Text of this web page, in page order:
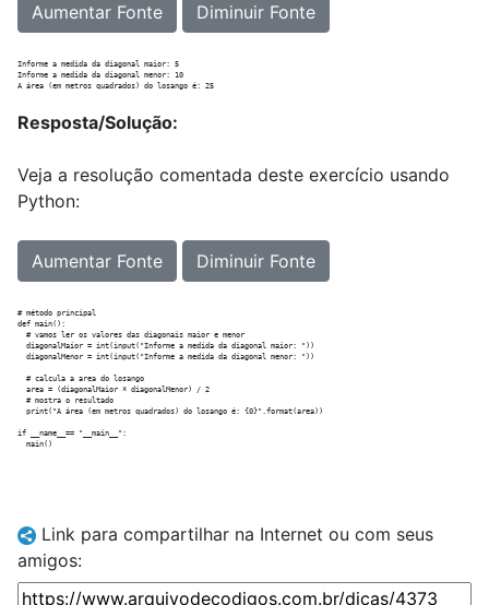
Aumentar Fonte Diminuir Fonte
Informe a medida da diagonal maior: 5
Informe a medida da diagonal menor: 10
Resposta/Solução:
Veja a resolução comentada deste exercício usando
Python:
Aumentar Fonte Diminuir Fonte
# método principal
def main():
  # vamos ler os valores das diagonais maior e menor
  diagonalMaior = int(input("Informe a medida da diagonal maior: "))
  diagonalMenor = int(input("Informe a medida da diagonal menor: "))
  # calcula a area do losango
  area = (diagonalMaior * diagonalMenor) / 2
  # mostra o resultado
  print("A área (em metros quadrados) do losango é: {0}".format(area))
if __name__== "__main__":
Link para compartilhar na Internet ou com seus
amigos: